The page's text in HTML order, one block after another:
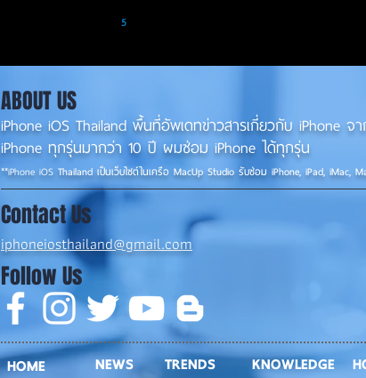
5
ABOUT US
iPhone iOS Thailand พื้นที่อัพเดทข่าวสารเกี่ยวกับ iPhone จ
iPhone ทุกรุ่นมากว่า 10 ปี ผมซ่อม iPhone ได้ทุกรุ่น
**iPhone iOS Thailand เป็นเว็บไซต์ในเครือ MacUp Studio รับซ่อม iPhone, iPad, iMac,
Contact Us
iphoneiosthailand@gmail.com
Follow Us
HOME NEWS TRENDS KNOWLEDGE